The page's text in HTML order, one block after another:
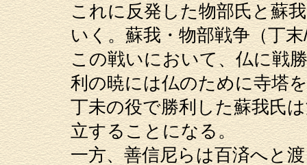
これに反発した物部氏と蘇
いく。蘇我・物部戦争（丁
この戦いにおいて、仏に戦
利の暁には仏のために寺塔
丁未の役で勝利した蘇我氏
立することになる。
一方、善信尼らは百済へと